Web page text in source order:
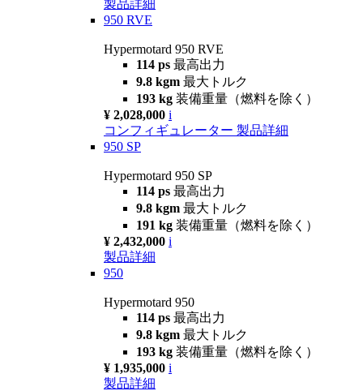
製品詳細
950 RVE
Hypermotard 950 RVE
114 ps 最高出力
9.8 kgm 最大トルク
193 kg 装備重量（燃料を除く）
¥ 2,028,000 i
コンフィギュレーター 製品詳細
950 SP
Hypermotard 950 SP
114 ps 最高出力
9.8 kgm 最大トルク
191 kg 装備重量（燃料を除く）
¥ 2,432,000 i
製品詳細
950
Hypermotard 950
114 ps 最高出力
9.8 kgm 最大トルク
193 kg 装備重量（燃料を除く）
¥ 1,935,000 i
製品詳細